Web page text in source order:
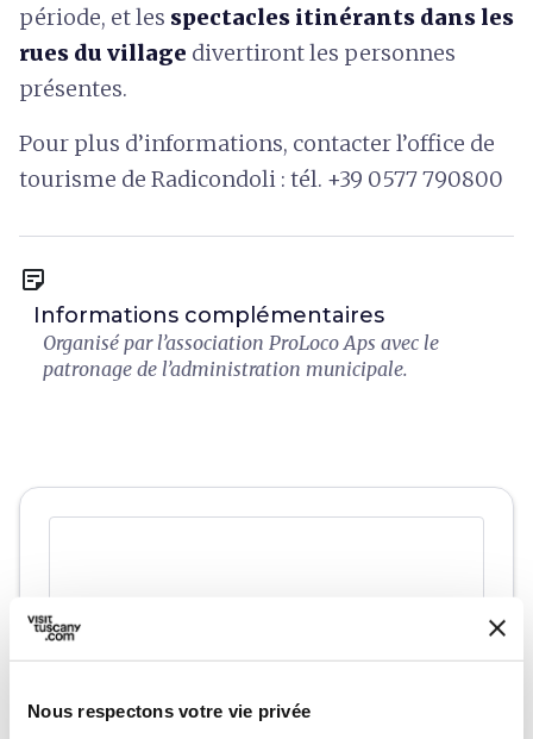
Nous respectons votre vie privée
période, et les spectacles itinérants dans les
rues du village divertiront les personnes
présentes.
Pour plus d’informations, contacter l’office de
tourisme de Radicondoli : tél. +39 0577 790800
sticky_note_2
Informations complémentaires
Organisé par l’association ProLoco Aps avec le
patronage de l’administration municipale.